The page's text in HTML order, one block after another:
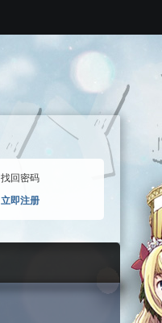
找回密码
立即注册